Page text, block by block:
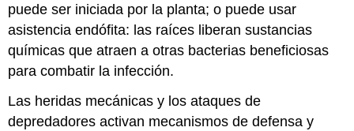
puede ser iniciada por la planta; o puede usar
asistencia endófita: las raíces liberan sustancias
químicas que atraen a otras bacterias beneficiosas
para combatir la infección.
Las heridas mecánicas y los ataques de
depredadores activan mecanismos de defensa y